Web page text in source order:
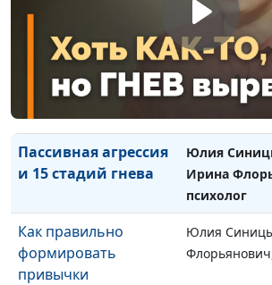
Интроверты и
экстраверты: кто я?
Юлия
Флорьянович,
Самокоучинг: какие
вопросы стоит
задавать себе
Юлия
Пассивная агрессия
и 15 стадий гнева
Юлия
Ирина
психолог
Как правильно
формировать
привычки
Юлия